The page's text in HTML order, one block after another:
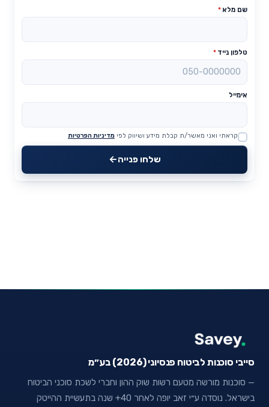
שם מלא*
טלפון נייד *
אימייל
Website
קראתי ואני מאשר/ת קבלת מידע ושיווק לפי מדיניות הפרטיות
שלחו פנייה
סייבי סוכנות לביטוח פנסיוני (2026) בע״מ
— סוכנות מורשה מטעם רשות שוק ההון וחברי לשכת סוכני הביטוח
בישראל. נוסדה ע״י זאב יופה לאחר 40+ שנה בתעשיית ההייטק